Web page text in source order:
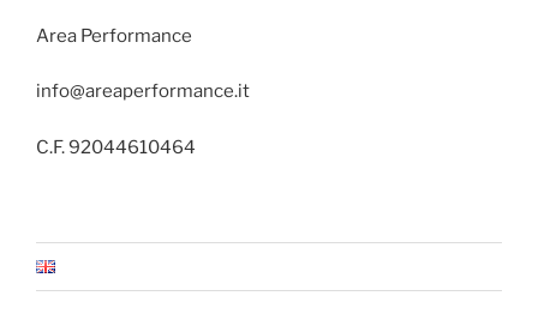
Area Performance
info@areaperformance.it
C.F. 92044610464